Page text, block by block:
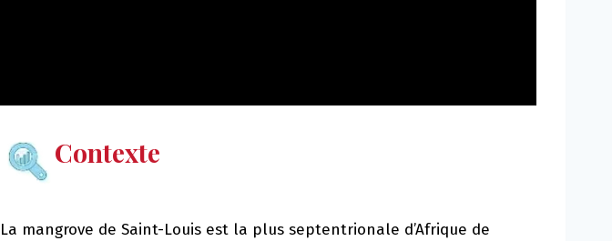
Contexte
La mangrove de Saint-Louis est la plus septentrionale d’Afrique de